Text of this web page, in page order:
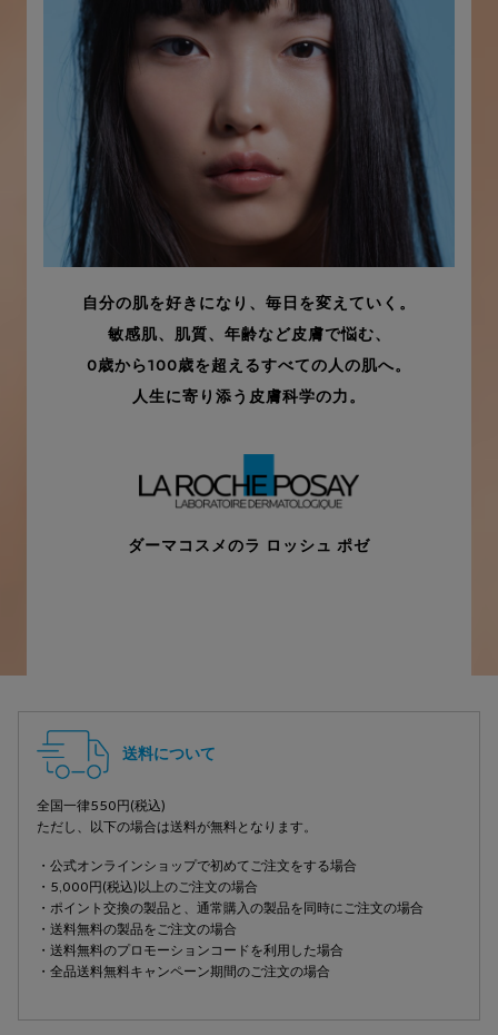
自分の肌を好きになり、毎日を変えていく。
敏感肌、肌質、年齢など皮膚で悩む、
0歳から100歳を超えるすべての人の肌へ。
人生に寄り添う皮膚科学の力。
ダーマコスメのラ ロッシュ ポゼ
送料について
全国一律550円(税込)
ただし、以下の場合は送料が無料となります。
・公式オンラインショップで初めてご注文をする場合
・5,000円(税込)以上のご注文の場合
・ポイント交換の製品と、通常購入の製品を同時にご注文の場合
・送料無料の製品をご注文の場合
・送料無料のプロモーションコードを利用した場合
・全品送料無料キャンペーン期間のご注文の場合